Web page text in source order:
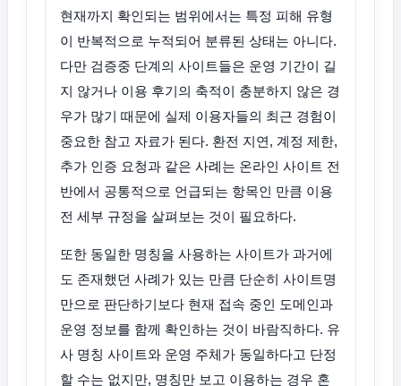
현재까지 확인되는 범위에서는 특정 피해 유형
이 반복적으로 누적되어 분류된 상태는 아니다.
다만 검증중 단계의 사이트들은 운영 기간이 길
지 않거나 이용 후기의 축적이 충분하지 않은 경
우가 많기 때문에 실제 이용자들의 최근 경험이
중요한 참고 자료가 된다. 환전 지연, 계정 제한,
추가 인증 요청과 같은 사례는 온라인 사이트 전
반에서 공통적으로 언급되는 항목인 만큼 이용
전 세부 규정을 살펴보는 것이 필요하다.
또한 동일한 명칭을 사용하는 사이트가 과거에
도 존재했던 사례가 있는 만큼 단순히 사이트명
만으로 판단하기보다 현재 접속 중인 도메인과
운영 정보를 함께 확인하는 것이 바람직하다. 유
사 명칭 사이트와 운영 주체가 동일하다고 단정
할 수는 없지만, 명칭만 보고 이용하는 경우 혼